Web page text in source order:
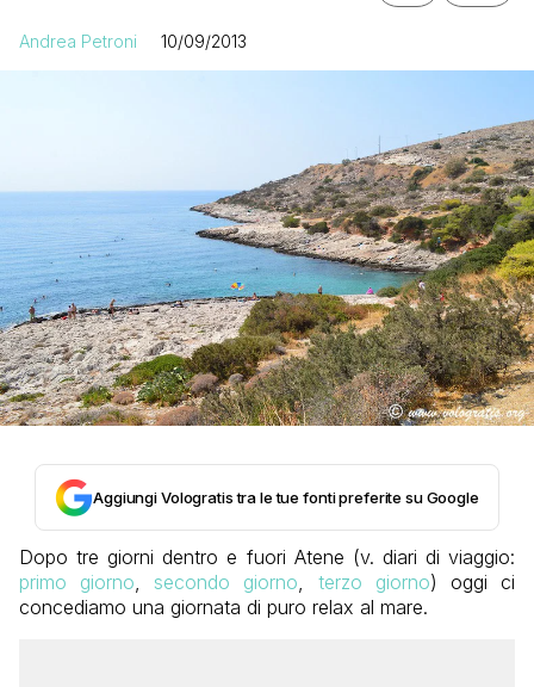
Andrea Petroni 10/09/2013
Aggiungi Vologratis tra le tue fonti preferite su Google
Dopo tre giorni dentro e fuori Atene (v. diari di viaggio:
primo giorno
secondo giorno terzo giorno) oggi ci
concediamo una giornata di puro relax al mare.